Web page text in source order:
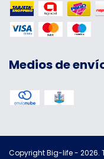
Medios de
Copyright Big-life - 2026.